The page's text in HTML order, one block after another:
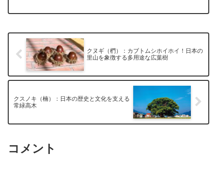
クヌギ（椚）：カブトムシホイホイ！日本の
里山を象徴する多用途な広葉樹
クスノキ（楠）：日本の歴史と文化を支える
常緑高木
コメント